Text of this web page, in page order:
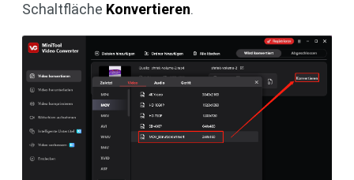
Schaltfläche Konvertieren.